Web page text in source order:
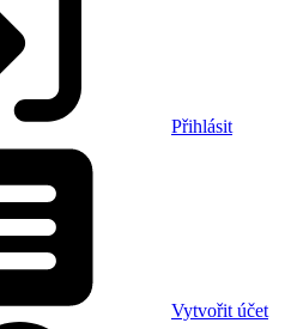
Přihlásit
Vytvořit účet